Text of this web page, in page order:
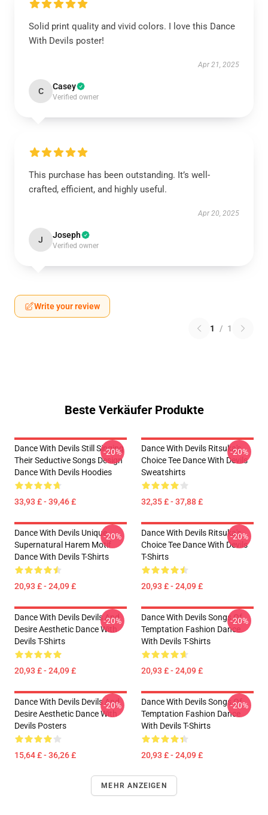
Solid print quality and vivid colors. I love this Dance
With Devils poster!
Apr 21, 2025
C Casey
Verified owner
This purchase has been outstanding. It’s well-
crafted, efficient, and highly useful.
Apr 20, 2025
J Joseph
Verified owner
Write your review
1 / 1
Beste Verkäufer Produkte
Dance With Devils Still Singing
Their Seductive Songs Design
Dance With Devils Hoodies
33,93 £ - 39,46 £
-20%
Dance With Devils Ritsuka's
Choice Tee Dance With Devils
Sweatshirts
32,35 £ - 37,88 £
-20%
Dance With Devils Unique
Supernatural Harem Motif
Dance With Devils T-Shirts
20,93 £ - 24,09 £
-20%
Dance With Devils Ritsuka's
Choice Tee Dance With Devils
T-Shirts
20,93 £ - 24,09 £
-20%
Dance With Devils Devils And
Desire Aesthetic Dance With
Devils T-Shirts
20,93 £ - 24,09 £
-20%
Dance With Devils Songs Of
Temptation Fashion Dance
With Devils T-Shirts
20,93 £ - 24,09 £
-20%
Dance With Devils Devils And
Desire Aesthetic Dance With
Devils Posters
15,64 £ - 36,26 £
-20%
Dance With Devils Songs Of
Temptation Fashion Dance
With Devils T-Shirts
20,93 £ - 24,09 £
-20%
MEHR ANZEIGEN